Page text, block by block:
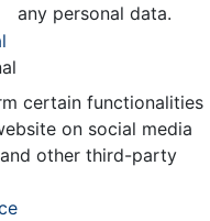
any personal data.
certain functionalities
on social media
other third-party